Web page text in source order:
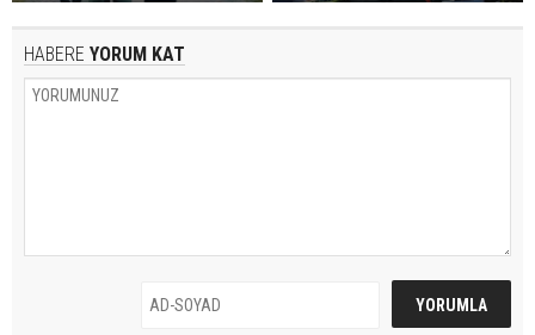
HABERE YORUM KAT